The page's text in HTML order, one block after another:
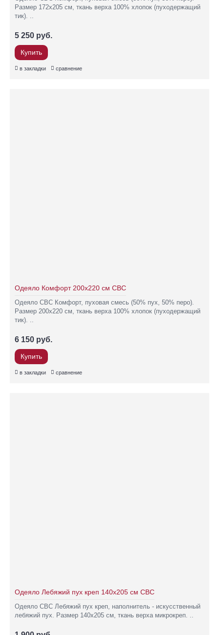
Размер 172х205 см, ткань верха 100% хлопок (пуходержащий
тик). ..
5 250 руб.
Купить
в закладки сравнение
Одеяло Комфорт 200х220 см СВС
Одеяло СВС Комфорт, пуховая смесь (50% пух, 50% перо).
Размер 200х220 см, ткань верха 100% хлопок (пуходержащий
тик). ..
6 150 руб.
Купить
в закладки сравнение
Одеяло Лебяжий пух креп 140х205 см СВС
Одеяло СВС Лебяжий пух креп, наполнитель - искусственный
лебяжий пух. Размер 140х205 см, ткань верха микрокреп. ..